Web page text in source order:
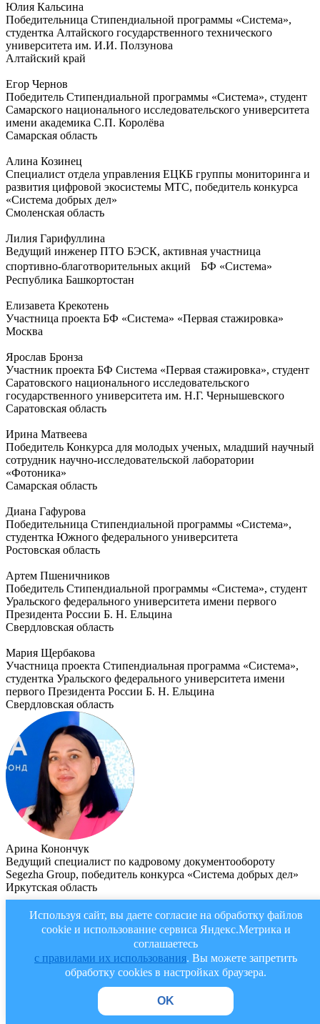
Юлия Кальсина
Победительница Стипендиальной программы «Система»,
студентка Алтайского государственного технического
университета им. И.И. Ползунова
Алтайский край
Егор Чернов
Победитель Стипендиальной программы «Система», студент
Самарского национального исследовательского университета
имени академика С.П. Королёва
Самарская область
Алина Козинец
Специалист отдела управления ЕЦКБ группы мониторинга и
развития цифровой экосистемы МТС, победитель конкурса
«Система добрых дел»
Смоленская область
Лилия Гарифуллина
Ведущий инженер ПТО БЭСК, активная участница
спортивно-благотворительных акций БФ «Система»
Республика Башкортостан
Елизавета Крекотень
Участница проекта БФ «Система» «Первая стажировка»
Москва
Ярослав Бронза
Участник проекта БФ Система «Первая стажировка», студент
Саратовского национального исследовательского
государственного университета им. Н.Г. Чернышевского
Саратовская область
Ирина Матвеева
Победитель Конкурса для молодых ученых, младший научный
сотрудник научно-исследовательской лаборатории
«Фотоника»
Самарская область
Диана Гафурова
Победительница Стипендиальной программы «Система»,
студентка Южного федерального университета
Ростовская область
Артем Пшеничников
Победитель Стипендиальной программы «Система», студент
Уральского федерального университета имени первого
Президента России Б. Н. Ельцина
Свердловская область
Мария Щербакова
Участница проекта Стипендиальная программа «Система»,
студентка Уральского федерального университета имени
первого Президента России Б. Н. Ельцина
Свердловская область
Арина Конончук
Ведущий специалист по кадровому документообороту
Segezha Group, победитель конкурса «Система добрых дел»
Иркутская область
Екатерина Корякова
Участница проекта БФ «Система» «Первая стажировка»,
сотрудница АО «НИИМЭ» (ГК «Элемент»)
Московская область
дАЙДЖЕСТ
Используя сайт, вы даете согласие на обработку файлов
cookie и использование сервиса Яндекс.Метрика и
соглашаетесь
с правилами их использования. Вы можете запретить
обработку cookies в настройках браузера.
OK